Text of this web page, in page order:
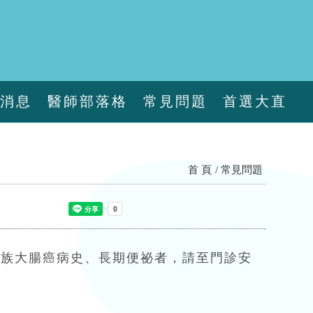
息 醫師部落格 常見問題 首選大直
首 頁 常見問題
大腸癌病史、長期便祕者，請至門診安